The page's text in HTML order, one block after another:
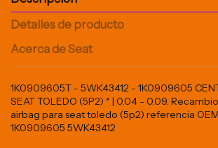
Detalles de producto
Acerca de Seat
1K0909605T - 5WK43412 - 1K0909605
SEAT TOLEDO (5P2) * | 0.04 - 0.09.
airbag para seat toledo (5p2) referencia
1K0909605 5WK43412